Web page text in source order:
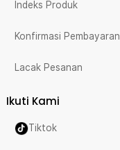
Indeks Produk
Konfirmasi Pembayaran
Lacak Pesanan
Ikuti Kami
Tiktok